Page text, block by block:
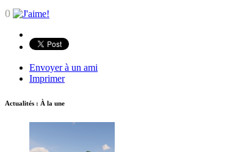
0
Envoyer à un ami
Imprimer
Actualités : À la une